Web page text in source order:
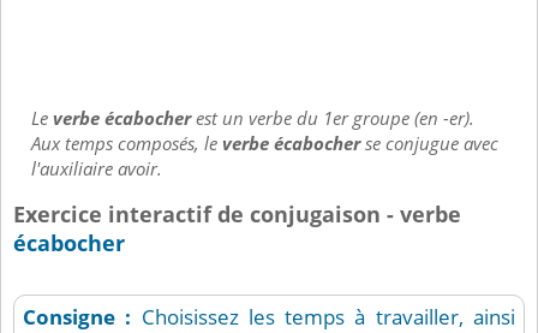
Leverbe écabocherest un verbe du 1er groupe (en -er).
Aux temps composés, leverbe écabocherse conjugue avec
l'auxiliaire avoir.
Exercice interactif de conjugaison - verbe
écabocher
Consigne : Choisissez les temps à travailler, ainsi